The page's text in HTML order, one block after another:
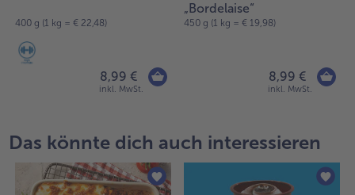
400 g (1 kg = € 22,48)
8,99 €
inkl. MwSt.
„Bordelaise“
450 g (1 kg = € 19,98)
8,99 €
inkl. MwSt.
Das könnte dich auch interessieren